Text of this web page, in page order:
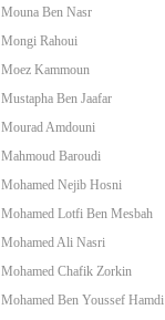
Mouna Ben Nasr
Mongi Rahoui
Moez Kammoun
Mustapha Ben Jaafar
Mourad Amdouni
Mahmoud Baroudi
Mohamed Nejib Hosni
Mohamed Lotfi Ben Mesbah
Mohamed Ali Nasri
Mohamed Chafik Zorkin
Mohamed Ben Youssef Hamdi